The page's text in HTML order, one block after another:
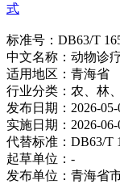
式
标准号： DB63/T
中文名称： 动物诊
适用地区： 青海省
行业分类： 农、林
发布日期： 2026-05-
实施日期： 2026-06-
代替标准： DB63/T
起草单位： -
发布单位： 青海省